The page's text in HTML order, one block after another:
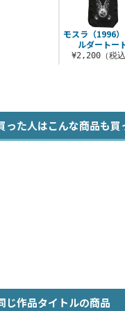
モスラ（1996）
ルダートー
¥2,200（税込
った人はこんな商品も買
じ作品タイトルの商品